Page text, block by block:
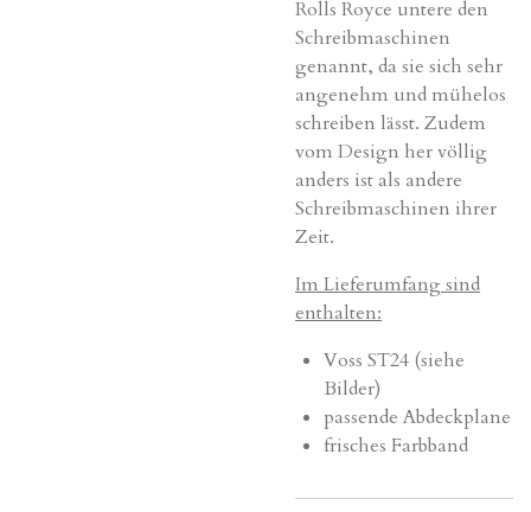
Rolls Royce untere den
Schreibmaschinen
genannt, da sie sich sehr
angenehm und mühelos
schreiben lässt. Zudem
vom Design her völlig
anders ist als andere
Schreibmaschinen ihrer
Zeit.
Im Lieferumfangsind
enthalten:
Voss ST24 (siehe
Bilder)
passende Abdeckplane
frisches Farbband